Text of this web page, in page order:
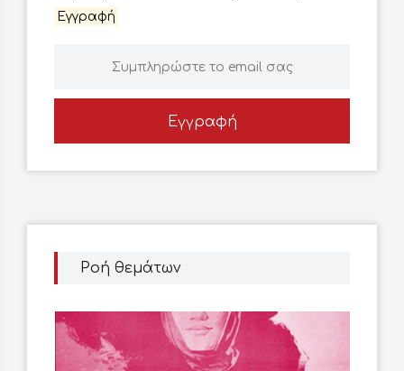
Ροή θεμάτων
Εγγραφή
Εγγραφή